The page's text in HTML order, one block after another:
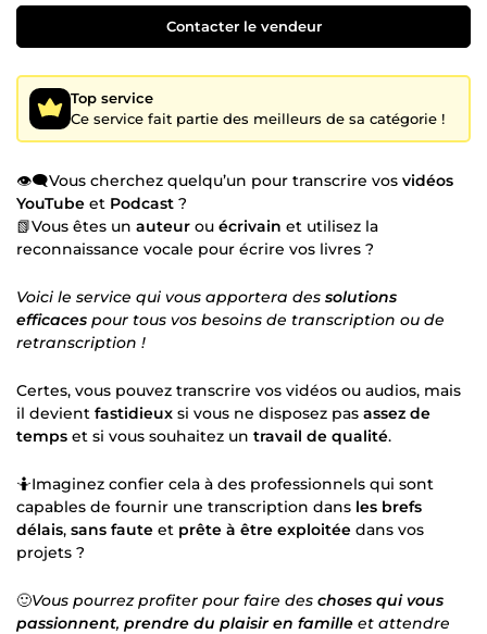
Contacter le vendeur
Top service
Ce service fait partie des meilleurs de sa catégorie !
👁️🗨️Vous cherchez quelqu’un pour transcrire vos vidéos
YouTube et Podcast ?
📗Vous êtes un auteur ou écrivain et utilisez la
reconnaissance vocale pour écrire vos livres ?
Voici le service qui vous apportera des solutions
efficaces pour tous vos besoins de transcription ou de
retranscription !
Certes, vous pouvez transcrire vos vidéos ou audios, mais
il devient fastidieux si vous ne disposez pas assez de
temps et si vous souhaitez un travail de qualité.
🤷Imaginez confier cela à des professionnels qui sont
capables de fournir une transcription dans les brefs
délais, sans faute et prête à être exploitée dans vos
projets ?
🙂Vous pourrez profiter pour faire des choses qui vous
passionnent, prendre du plaisir en famille et attendre